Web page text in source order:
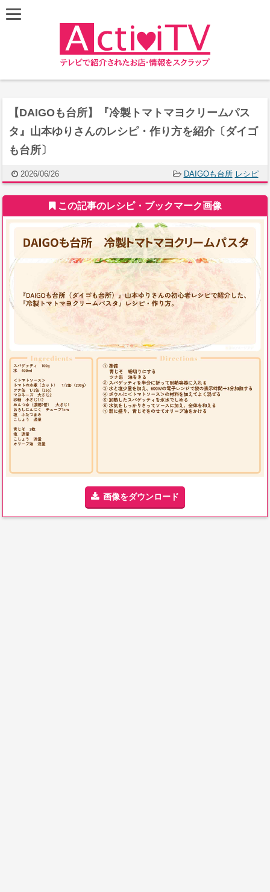
【DAIGOも台所】『冷製トマトマヨクリームパス
タ』山本ゆりさんのレシピ・作り方を紹介〔ダイゴ
も台所〕
2026/06/26 DAIGOも台所 レシピ
この記事のレシピ・ブックマーク画像
画像をダウンロード